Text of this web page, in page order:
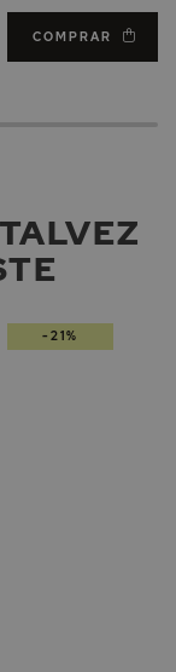
COMPRAR
-21%